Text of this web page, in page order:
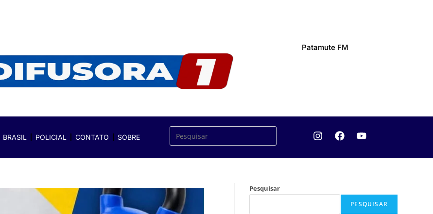
Patamute FM
BRASIL POLICIAL CONTATO SOBRE
Pesquisar
PESQUISAR